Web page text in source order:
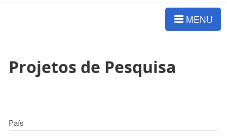
MENU
Projetos de Pesquisa
País